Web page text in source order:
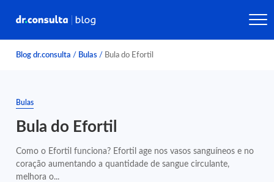
Blog dr.consulta / Bulas / Bula do Efortil
Bulas
Bula do Efortil
Como o Efortil funciona? Efortil age nos vasos sanguíneos e no
coração aumentando a quantidade de sangue circulante,
melhora o...